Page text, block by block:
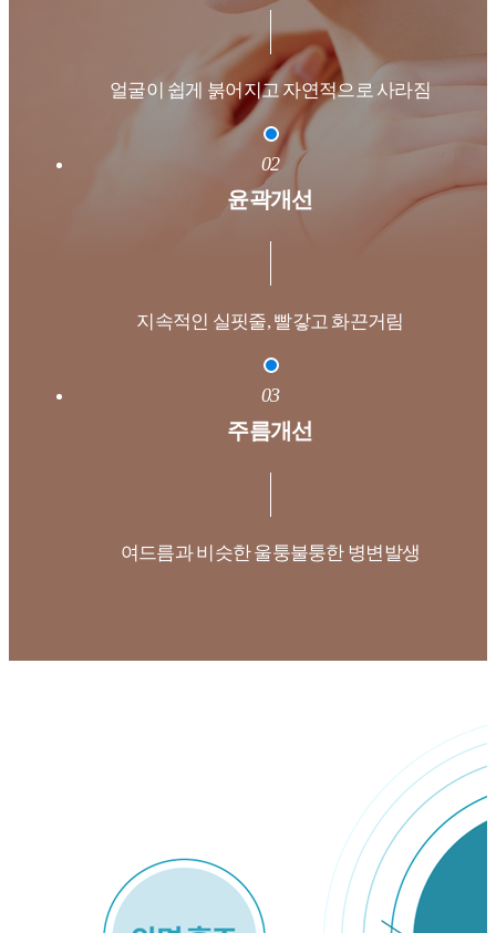
얼굴이 쉽게 붉어지고자연적으로 사라짐
02
윤곽개선
지속적인 실핏줄, 빨갛고 화끈거림
03
주름개선
여드름과 비슷한울퉁불퉁한 병변발생